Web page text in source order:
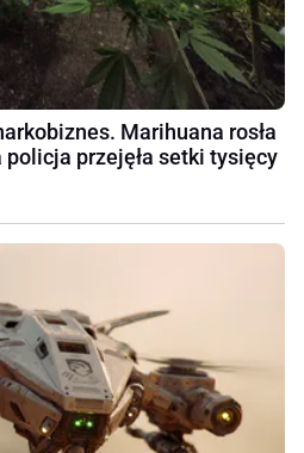
Marihuana rosła
przejęła setki tysięcy